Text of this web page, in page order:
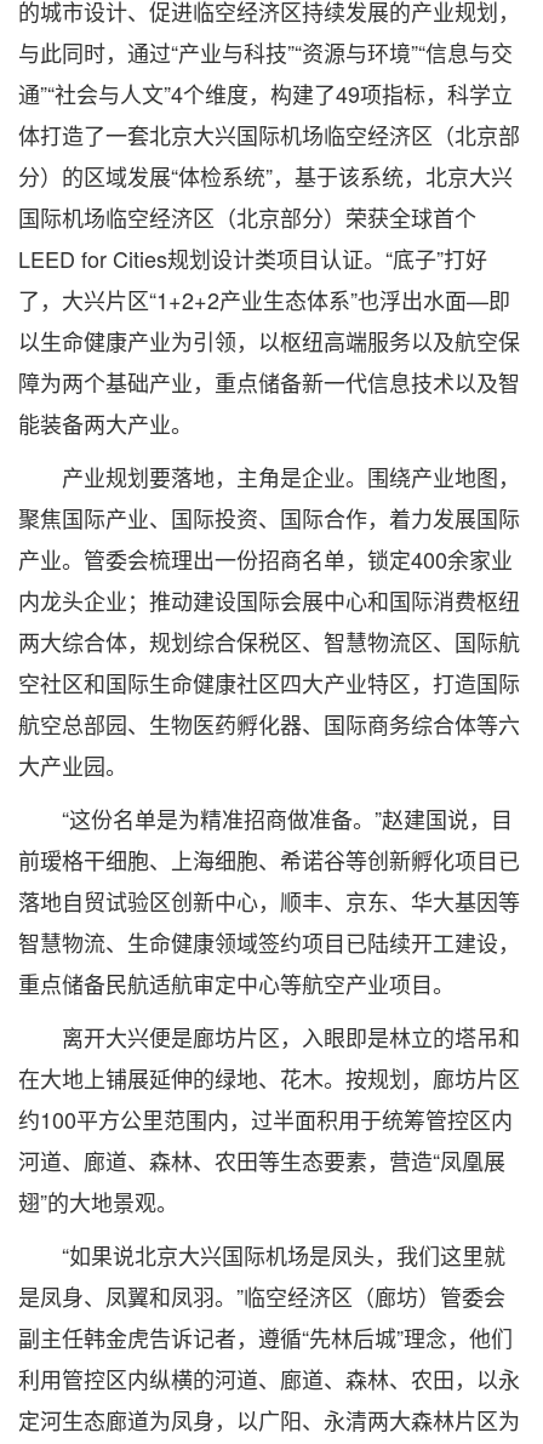
的城市设计、促进临空经济区持续发展的产业规划，
与此同时，通过“产业与科技”“资源与环境”“信息与交
通”“社会与人文”4个维度，构建了49项指标，科学立
体打造了一套北京大兴国际机场临空经济区（北京部
分）的区域发展“体检系统”，基于该系统，北京大兴
国际机场临空经济区（北京部分）荣获全球首个
LEED for Cities规划设计类项目认证。“底子”打好
了，大兴片区“1+2+2产业生态体系”也浮出水面—即
以生命健康产业为引领，以枢纽高端服务以及航空保
障为两个基础产业，重点储备新一代信息技术以及智
能装备两大产业。
产业规划要落地，主角是企业。围绕产业地图，
聚焦国际产业、国际投资、国际合作，着力发展国际
产业。管委会梳理出一份招商名单，锁定400余家业
内龙头企业；推动建设国际会展中心和国际消费枢纽
两大综合体，规划综合保税区、智慧物流区、国际航
空社区和国际生命健康社区四大产业特区，打造国际
航空总部园、生物医药孵化器、国际商务综合体等六
大产业园。
“这份名单是为精准招商做准备。”赵建国说，目
前瑷格干细胞、上海细胞、希诺谷等创新孵化项目已
落地自贸试验区创新中心，顺丰、京东、华大基因等
智慧物流、生命健康领域签约项目已陆续开工建设，
重点储备民航适航审定中心等航空产业项目。
离开大兴便是廊坊片区，入眼即是林立的塔吊和
在大地上铺展延伸的绿地、花木。按规划，廊坊片区
约100平方公里范围内，过半面积用于统筹管控区内
河道、廊道、森林、农田等生态要素，营造“凤凰展
翅”的大地景观。
“如果说北京大兴国际机场是凤头，我们这里就
是凤身、凤翼和凤羽。”临空经济区（廊坊）管委会
副主任韩金虎告诉记者，遵循“先林后城”理念，他们
利用管控区内纵横的河道、廊道、森林、农田，以永
定河生态廊道为凤身，以广阳、永清两大森林片区为